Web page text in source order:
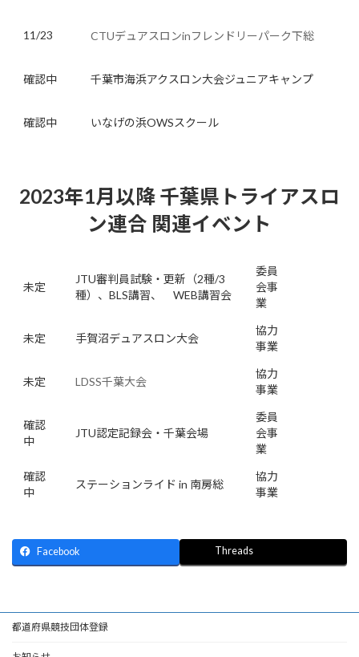
11/23 CTUデュアスロンinフレンドリーパーク下総
確認中 千葉市海浜アクスロン大会ジュニアキャンプ
確認中 いなげの浜OWSスクール
2023年1月以降 千葉県トライアスロ
ン連合 関連イベント
未定
JTU審判員試験・更新（2種/3
種）、BLS講習、 WEB講習会
委員
会事
業
未定 手賀沼デュアスロン大会
協力
事業
未定 LDSS千葉大会
協力
事業
確認
中
JTU認定記録会・千葉会場
委員
会事
業
確認
中
ステーションライド in 南房総
協力
事業
Facebook Threads
都道府県競技団体登録